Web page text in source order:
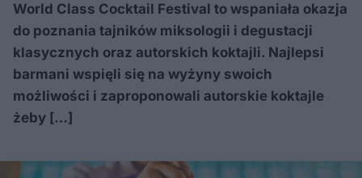
World Class Cocktail Festival to wspaniała okazja
do poznania tajników miksologii i degustacji
klasycznych oraz autorskich koktajli. Najlepsi
barmani wspięli się na wyżyny swoich
możliwości i zaproponowali autorskie koktajle
żeby […]